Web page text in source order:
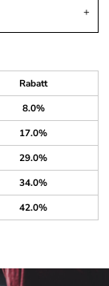
Rabatt
8.0%
17.0%
29.0%
34.0%
42.0%